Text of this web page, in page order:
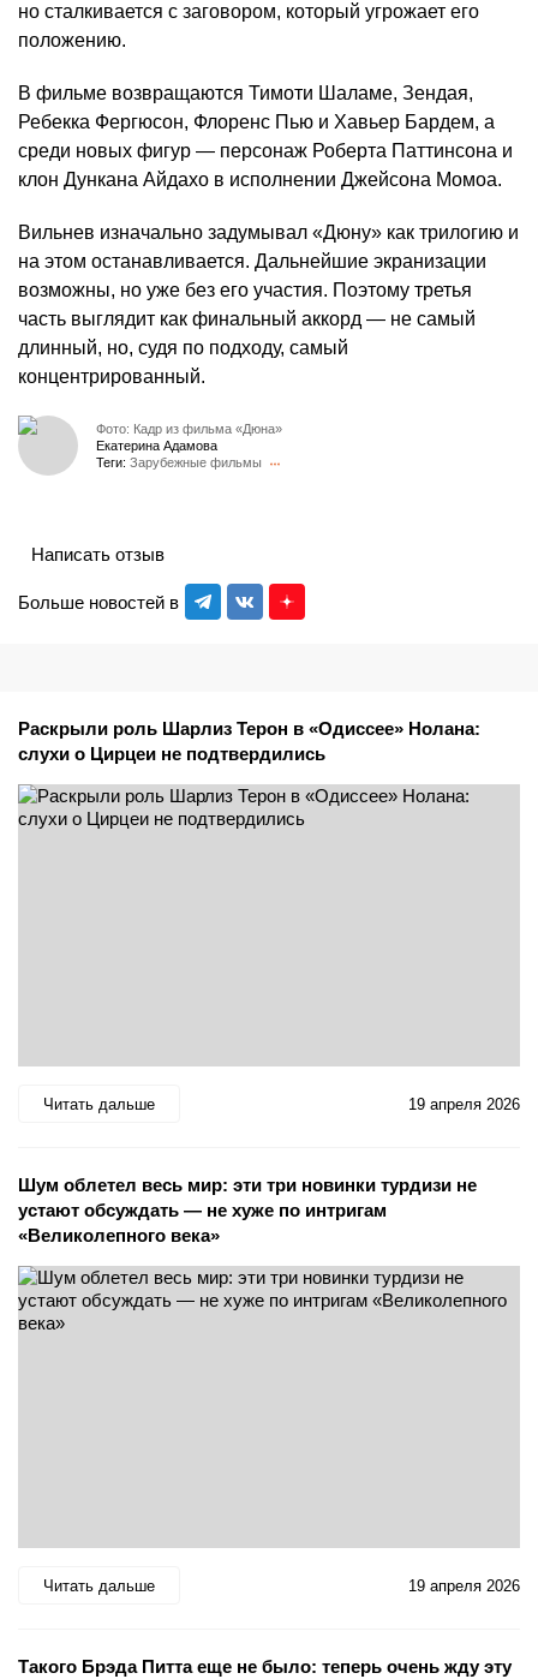
но сталкивается с заговором, который угрожает его
положению.
В фильме возвращаются Тимоти Шаламе, Зендая,
Ребекка Фергюсон, Флоренс Пью и Хавьер Бардем, а
среди новых фигур — персонаж Роберта Паттинсона и
клон Дункана Айдахо в исполнении Джейсона Момоа.
Вильнев изначально задумывал «Дюну» как трилогию и
на этом останавливается. Дальнейшие экранизации
возможны, но уже без его участия. Поэтому третья
часть выглядит как финальный аккорд — не самый
длинный, но, судя по подходу, самый
концентрированный.
Фото: Кадр из фильма «Дюна»
Екатерина Адамова
Теги: Зарубежные фильмы
Больше новостей в
Написать отзыв
Раскрыли роль Шарлиз Терон в «Одиссее» Нолана:
слухи о Цирцеи не подтвердились
Читать дальше 19 апреля 2026
Шум облетел весь мир: эти три новинки турдизи не
устают обсуждать — не хуже по интригам
«Великолепного века»
Читать дальше 19 апреля 2026
Такого Брэда Питта еще не было: теперь очень жду эту